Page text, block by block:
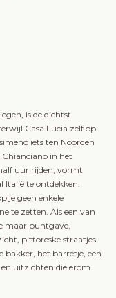
is de dichtst
Casa Lucia zelf op
iets ten Noorden
Chianciano in het
uur rijden, vormt
Italië te ontdekken.
je geen enkele
te zetten. Als een van
maar puntgave,
pittoreske straatjes
bakker, het barretje, een
uitzichten die erom